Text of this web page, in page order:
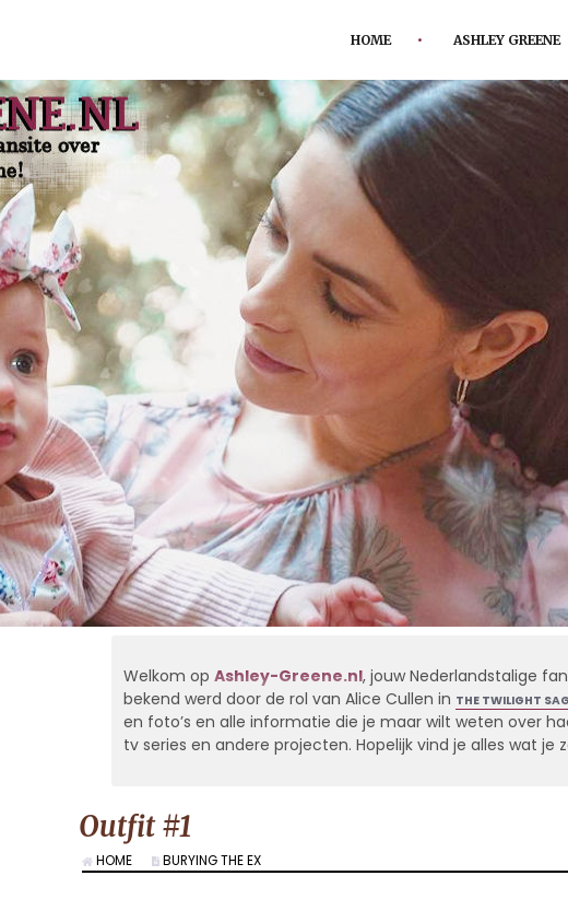
HOME ASHLEY GREENE
Welkom op Ashley-Greene.nl, jouw Nederlandstalige
bekend werd door de rol van Alice Cullen in THE TWILIGHT
en foto’s en alle informatie die je maar wilt weten over
tv series en andere projecten. Hopelijk vind je alles wat
Outfit #1
HOME BURYING THE EX